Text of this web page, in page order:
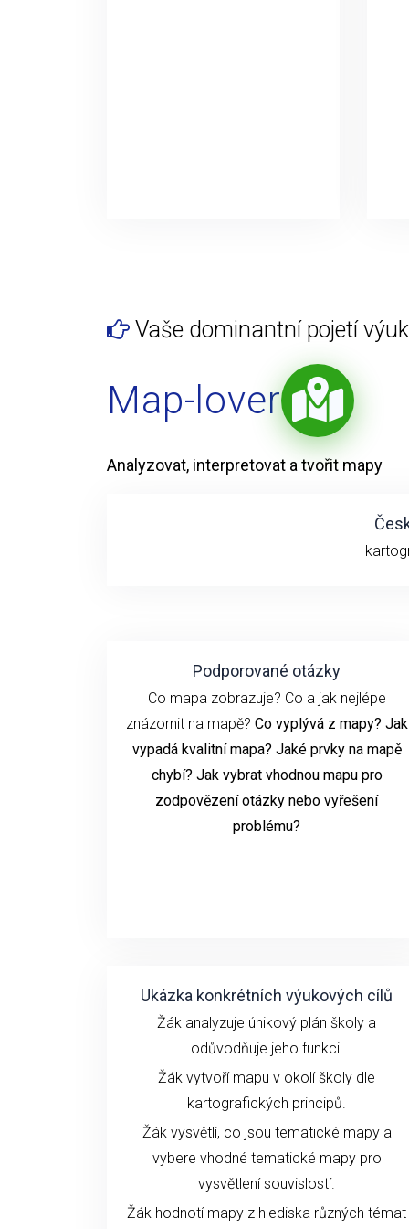
Vaše dominantní pojetí
Map-lover
Analyzovat, interpretovat a tvořit mapy
Podporované otázky
Co mapa zobrazuje? Co a jak nejlépe
znázornit na mapě? Co vyplývá z mapy? Jak
vypadá kvalitní mapa? Jaké prvky na mapě
chybí? Jak vybrat vhodnou mapu pro
zodpovězení otázky nebo vyřešení
problému?
Ukázka konkrétních výukových cílů
Žák analyzuje únikový plán školy a
odůvodňuje jeho funkci.
Žák vytvoří mapu v okolí školy dle
kartografických principů.
Žák vysvětlí, co jsou tematické mapy a
vybere vhodné tematické mapy pro
vysvětlení souvislostí.
Žák hodnotí mapy z hlediska různých témat